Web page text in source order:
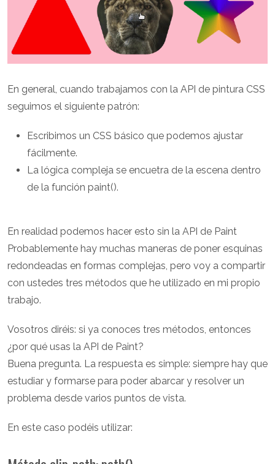
En general, cuando trabajamos con la API de pintura CSS
seguimos el siguiente patrón:
Escribimos un CSS básico que podemos ajustar
fácilmente.
La lógica compleja se encuetra de la escena dentro
de la función paint().
En realidad podemos hacer esto sin la API de Paint
Probablemente hay muchas maneras de poner esquinas
redondeadas en formas complejas, pero voy a compartir
con ustedes tres métodos que he utilizado en mi propio
trabajo.
Vosotros diréis: si ya conoces tres métodos, entonces
¿por qué usas la API de Paint?
Buena pregunta. La respuesta es simple: siempre hay que
estudiar y formarse para poder abarcar y resolver un
problema desde varios puntos de vista.
En este caso podéis utilizar: